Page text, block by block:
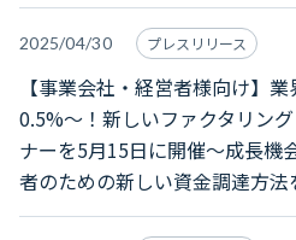
2025/04/30 プレスリリース
【事業会社・経営者様向け】
0.5%～！新しいファクタリン
ナーを5月15日に開催～成長機
者のための新しい資金調達方法